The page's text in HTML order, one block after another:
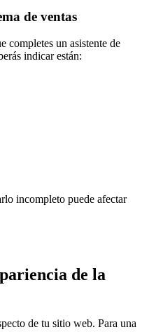
de ventas
completes un asistente de
indicar están:
incompleto puede afectar
de la
de tu sitio web. Para una